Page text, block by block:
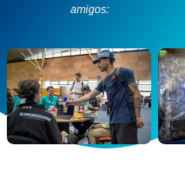
amigos: